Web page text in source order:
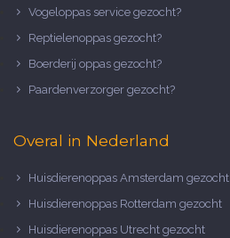
Vogeloppas service gezocht?
Reptielenoppas gezocht?
Boerderij oppas gezocht?
Paardenverzorger gezocht?
Overal in Nederland
Huisdierenoppas Amsterdam gezocht
Huisdierenoppas Rotterdam gezocht
Huisdierenoppas Utrecht gezocht